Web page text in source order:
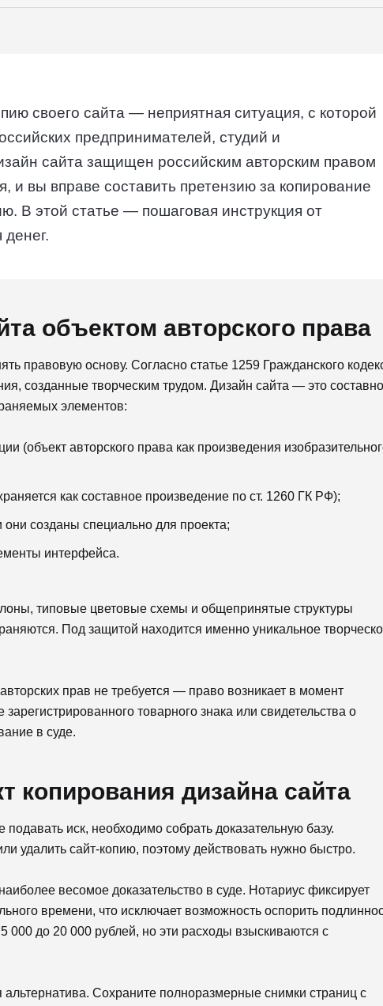
своего сайта — неприятная ситуация, с которой
предпринимателей, студий и
сайта защищен российским авторским правом
и вы вправе составить претензию за копирование
В этой статье — пошаговая инструкция от
объектом авторского права
правовую основу. Согласно статье 1259 Гражданского
созданные творческим трудом. Дизайн сайта — это
элементов:
(объект авторского права как произведения
как составное произведение по ст. 1260 ГК РФ);
созданы специально для проекта;
интерфейса.
типовые цветовые схемы и общепринятые структуры
Под защитой находится именно уникальное
прав не требуется — право возникает в момент
товарного знака или свидетельства о
в суде.
копирования дизайна сайта
иск, необходимо собрать доказательную базу.
удалить сайт-копию, поэтому действовать нужно быстро.
весомое доказательство в суде. Нотариус фиксирует
времени, что исключает возможность оспорить
000 до 20 000 рублей, но эти расходы взыскиваются с
Сохраните полноразмерные снимки страниц с